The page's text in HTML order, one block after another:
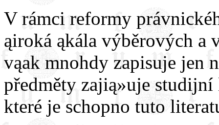
V rámci reformy
ąiroká ąkála výběrových a
vąak mnohdy zapisuje jen
předměty zajią»uje
které je schopno tuto